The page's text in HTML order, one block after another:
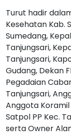
Turut hadir
Kesehatan Kab.
Sumedang,
Tanjungsari,
Tanjungsari,
Gudang, Dekan
Pegadaian
Tanjungsari,
Anggota
Satpol PP Kec.
serta Owner